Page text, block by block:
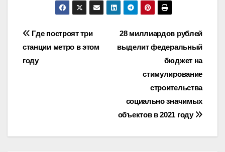
Навигация
по
28 миллиардов рублей
выделит федеральный
бюджет на
стимулирование
строительства
социально значимых
объектов в 2021 году
Где построят три
станции метро в этом
году